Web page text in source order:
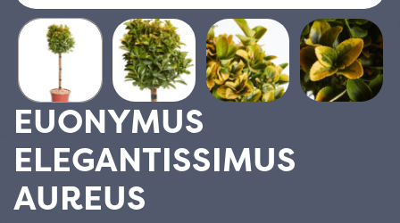
EUONYMUS
ELEGANTISSIMUS
AUREUS